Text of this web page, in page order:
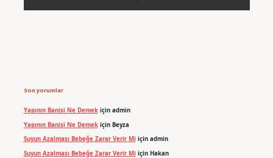
Son yorumlar
Yapının Banisi Ne Demekiçin admin
Yapının Banisi Ne Demekiçin Beyza
Suyun Azalması Bebeğe Zarar Verir Miiçin admin
Suyun Azalması Bebeğe Zarar Verir Miiçin Hakan